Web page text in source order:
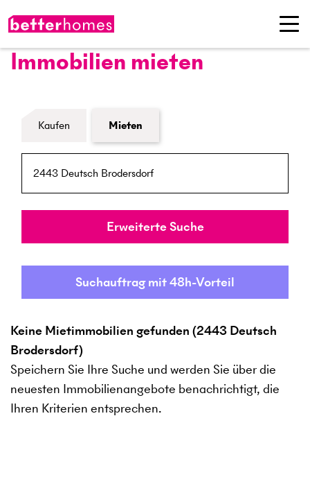
Immobilien mieten
Formular Immobiliensuche
Kaufen Mieten
Umkreis
Erweiterte Suche
Suchauftrag mit 48h-Vorteil
Keine Mietimmobilien gefunden (2443 Deutsch
Brodersdorf)
Speichern Sie Ihre Suche und werden Sie über die
neuesten Immobilienangebote benachrichtigt, die
Ihren Kriterien entsprechen.